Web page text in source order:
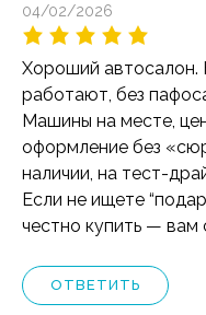
04/02/2026
Хороший автосалон.
работают, без
Машины на месте,
оформление без
наличии, на тест-
Если не ищете
честно купить — вам
ОТВЕТИТЬ